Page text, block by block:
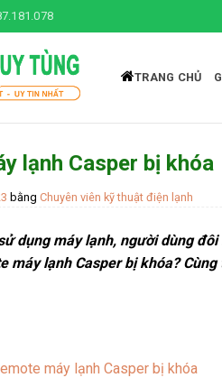
TRANG CHỦ
lạnh Casper bị khóa
bằng Chuyên viên kỹ thuật điện lạnh
dụng máy lạnh, người dùng
máy lạnh Casper bị khóa?
máy lạnh Casper bị khóa